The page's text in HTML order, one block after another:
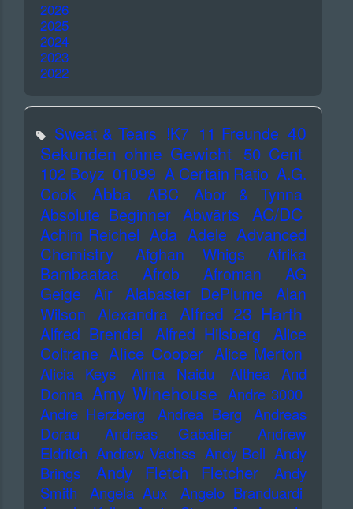
2026
2025
2024
2023
2022
Sweat & Tears !K7 11 Freunde 40
Sekunden ohne Gewicht 50 Cent
102 Boyz 01099 A Certain Ratio A.G.
Cook
Abba ABC
Abor & Tynna
Absolute Beginner Abwärts AC/DC
Achim Reichel Ada Adele Advanced
Chemistry
Afghan Whigs
Afrika
Bambaataa
Afrob Afroman
AG
Geige
Air Alabaster DePlume
Alan
Wilson Alexandra Alfred 23 Harth
Alfred Brendel Alfred Hilsberg
Alice
Coltrane Alice Cooper Alice Merton
Alicia Keys Alma Naidu
Althea And
Donna Amy Winehouse Andre 3000
Andre Herzberg
Andrea Berg
Andreas
Dorau
Andreas Gabalier
Andrew
Eldritch Andrew Vachss Andy Bell Andy
Brings
Andy Fletch Fletcher
Andy
Smith
Angela Aux
Angelo Branduardi